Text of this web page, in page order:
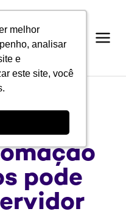
melhor
analisar
e
este site, você
melhor
analisar
e
este site, você
pode